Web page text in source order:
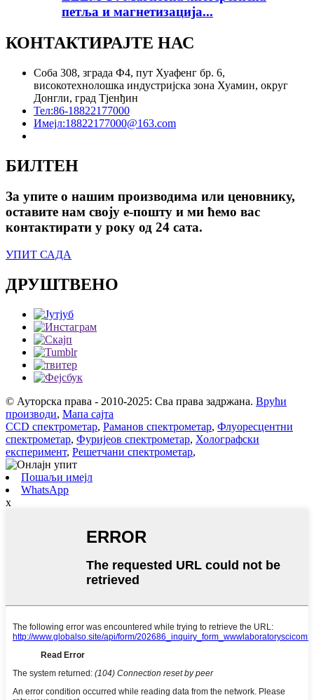
петља и магнетизација...
КОНТАКТИРАЈТЕ НАС
Соба 308, зграда Ф4, пут Хуафенг бр. 6,
високотехнолошка индустријска зона Хуамин, округ
Донгли, град Тјенђин
Тел:86-18822177000
Имејл:18822177000@163.com
БИЛТЕН
За упите о нашим производима или ценовнику,
оставите нам своју е-пошту и ми ћемо вас
контактирати у року од 24 сата.
УПИТ САДА
ДРУШТВЕНО
© Ауторска права - 2010-2025: Сва права задржана. Врући
производи, Мапа сајта
CCD спектрометар, Раманов спектрометар, Флуоресцентни
спектрометар, Фуријеов спектрометар, Холографски
експеримент, Решетчани спектрометар,
Пошаљи имејл
WhatsApp
x